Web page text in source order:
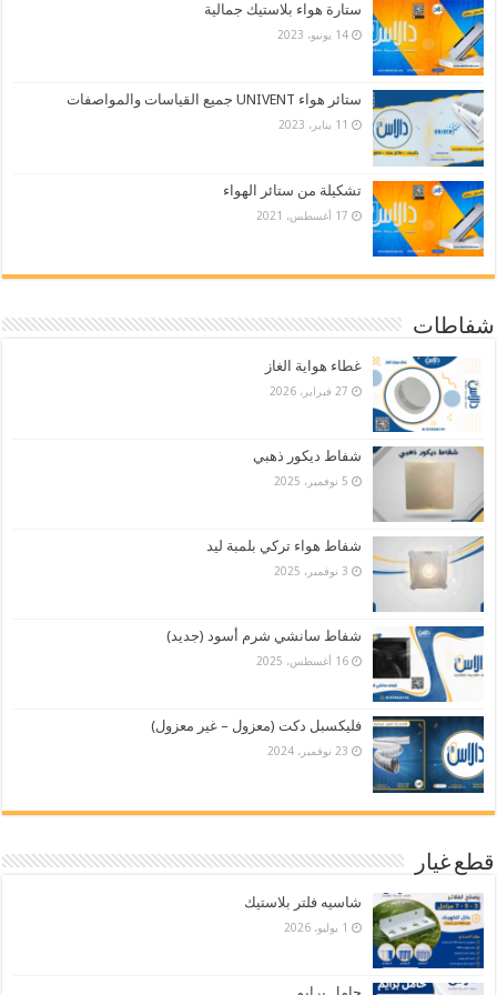
ستارة هواء بلاستيك جمالية
14 يونيو، 2023
ستائر هواء UNIVENT جميع القياسات والمواصفات
11 يناير، 2023
تشكيلة من ستائر الهواء
17 أغسطس، 2021
شفاطات
غطاء هواية الغاز
27 فبراير، 2026
شفاط ديكور ذهبي
5 نوفمبر، 2025
شفاط هواء تركي بلمبة ليد
3 نوفمبر، 2025
شفاط سانشي شرم أسود (جديد)
16 أغسطس، 2025
فليكسبل دكت (معزول – غير معزول)
23 نوفمبر، 2024
قطع غيار
شاسيه فلتر بلاستيك
1 يوليو، 2026